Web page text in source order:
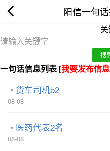
阳信一句
一句话信息列表 [我要发布信息
货车司机b2
08-08
医药代表2名
08-08